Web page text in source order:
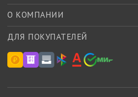
О КОМПАНИИ
ДЛЯ ПОКУПАТЕЛЕЙ